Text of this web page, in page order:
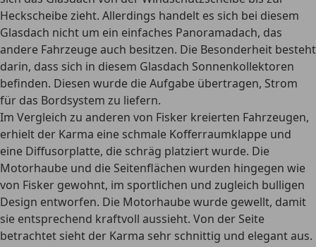
Heckscheibe zieht. Allerdings handelt es sich bei diesem
Glasdach nicht um ein einfaches Panoramadach, das
andere Fahrzeuge auch besitzen. Die Besonderheit besteht
darin, dass sich in diesem Glasdach Sonnenkollektoren
befinden. Diesen wurde die Aufgabe übertragen, Strom
für das Bordsystem zu liefern.
Im Vergleich zu anderen von Fisker kreierten Fahrzeugen,
erhielt der Karma eine schmale Kofferraumklappe und
eine Diffusorplatte, die schräg platziert wurde. Die
Motorhaube und die Seitenflächen wurden hingegen wie
von Fisker gewohnt, im sportlichen und zugleich bulligen
Design entworfen. Die Motorhaube wurde gewellt, damit
sie entsprechend kraftvoll aussieht. Von der Seite
betrachtet sieht der Karma sehr schnittig und elegant aus.